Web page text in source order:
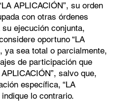
APLICACIÓN”, su orden
con otras órdenes
ejecución conjunta,
oportuno “LA
ya sea total o parcialmente,
de participación que
salvo que,
específica, “LA
indique lo contrario.